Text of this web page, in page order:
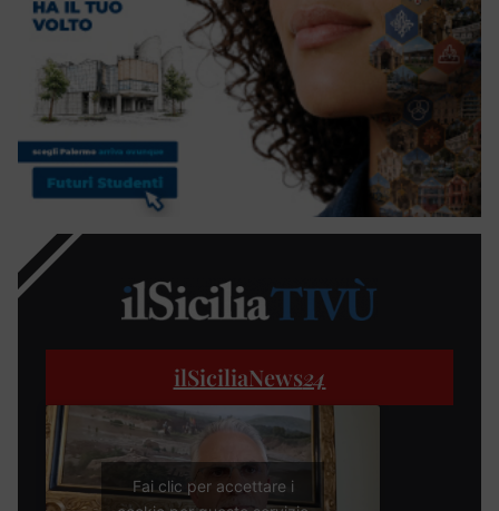
ilSiciliaNews24
Fai clic per accettare i